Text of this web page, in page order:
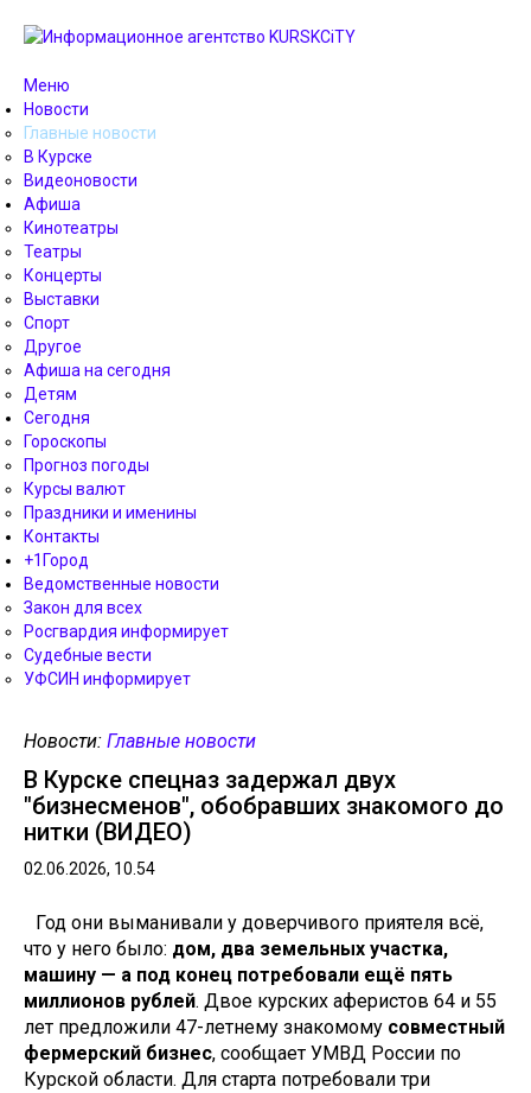
Меню
Новости
Главные новости
В Курске
Видеоновости
Афиша
Кинотеатры
Театры
Концерты
Выставки
Спорт
Другое
Афиша на сегодня
Детям
Сегодня
Гороскопы
Прогноз погоды
Курсы валют
Праздники и именины
Контакты
+1Город
Ведомственные новости
Закон для всех
Росгвардия информирует
Судебные вести
УФСИН информирует
Новости: Главные новости
В Курске спецназ задержал двух
"бизнесменов", обобравших знакомого до
нитки (ВИДЕО)
02.06.2026, 10.54
Год они выманивали у доверчивого приятеля всё,
что у него было: дом, два земельных участка,
машину — а под конец потребовали ещё пять
миллионов рублей. Двое курских аферистов 64 и 55
лет предложили 47-летнему знакомому совместный
фермерский бизнес, сообщает УМВД России по
Курской области. Для старта потребовали три